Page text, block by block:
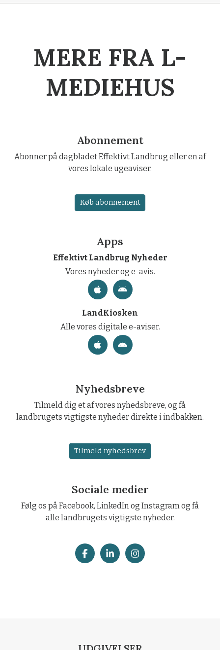
MERE FRA L-
MEDIEHUS
Abonnement
Abonner på dagbladet Effektivt Landbrug eller en af
vores lokale ugeaviser.
Køb abonnement
Apps
Effektivt Landbrug Nyheder
Vores nyheder og e-avis.
LandKiosken
Alle vores digitale e-aviser.
Nyhedsbreve
Tilmeld dig et af vores nyhedsbreve, og få
landbrugets vigtigste nyheder direkte i indbakken.
Tilmeld nyhedsbrev
Sociale medier
Følg os på Facebook, LinkedIn og Instagram og få
alle landbrugets vigtigste nyheder.